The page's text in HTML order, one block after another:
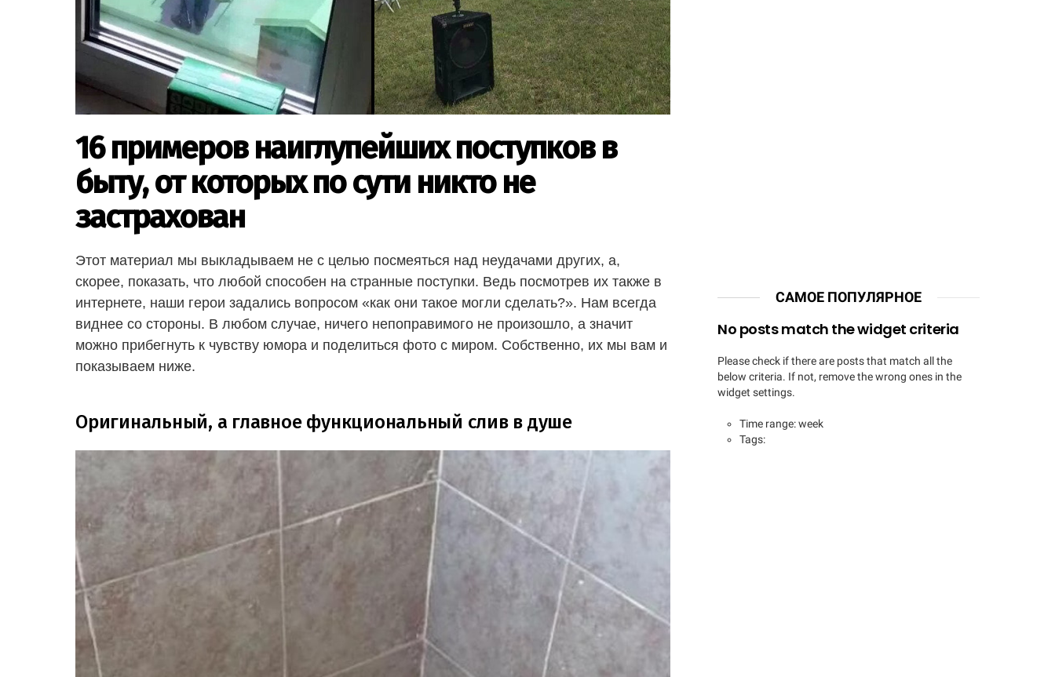
16 примеров наиглупейших поступков в
быту, от которых по сути никто не
застрахован
Этот материал мы выкладываем не с целью посмеяться над неудачами других, а,
скорее, показать, что любой способен на странные поступки. Ведь посмотрев их также в
интернете, наши герои задались вопросом «как они такое могли сделать?». Нам всегда
виднее со стороны. В любом случае, ничего непоправимого не произошло, а значит
можно прибегнуть к чувству юмора и поделиться фото с миром. Собственно, их мы вам и
показываем ниже.
Оригинальный, а главное функциональный слив в душе
САМОЕ ПОПУЛЯРНОЕ
No posts match the widget criteria
Please check if there are posts that match all the
below criteria. If not, remove the wrong ones in the
widget settings.
Time range: week
Tags: